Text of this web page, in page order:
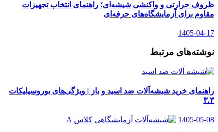
ظروف حرارتی و واکنشی شیشه‌ای؛ راهنمای انتخاب تجهیزات
مقاوم برای آزمایشگاه‌های حرفه‌ای
1405-04-17
نوشته‌های مرتبط
راهنمای خرید شیشه‌آلات ضد اسید و باز | ویژگی‌های بوروسیلیکات
۳.۳
1405-05-08